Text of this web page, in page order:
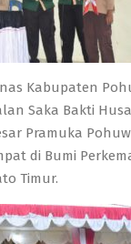
Kabupaten
Saka Bakti
Pramuka
di Bumi
Timur.